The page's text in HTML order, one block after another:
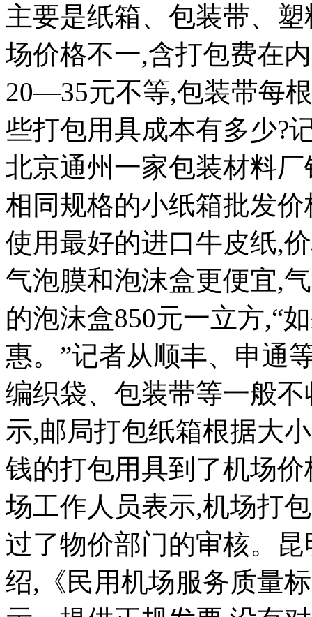
主要是纸箱、包装带、
场价格不一,含打包费在
20—35元不等,包装带每
些打包用具成本有多少?
北京通州一家包装材料
相同规格的小纸箱批发
使用最好的进口牛皮纸,
气泡膜和泡沫盒更便宜,
的泡沫盒850元一立方,“
惠。”记者从顺丰、申通
编织袋、包装带等一般
示,邮局打包纸箱根据大
钱的打包用具到了机场
场工作人员表示,机场打
过了物价部门的审核。
绍,《民用机场服务质量